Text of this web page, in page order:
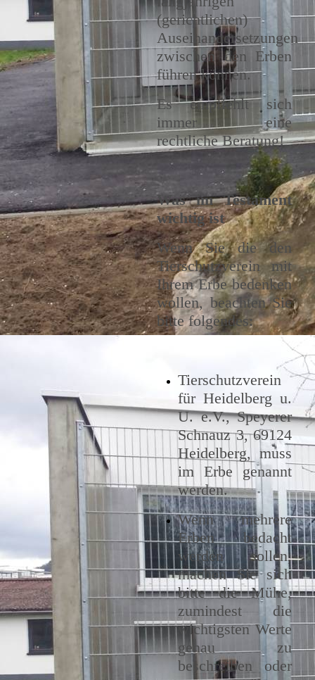
(gerichtlichen)
Auseinandersetzungen
zwischen den Erben
führen können.
Es empfiehlt sich
immer eine
rechtliche Beratung!
Was im Testament
wichtig ist
Wenn Sie die den
Tierschutzverein mit
Ihrem Erbe bedenken
wollen, beachten Sie
bitte folgendes:
Tierschutzverein
für Heidelberg u.
U. e.V., Speyerer
Schnauz 3, 69124
Heidelberg, muss
im Erbe genannt
werden.
Wenn mehrere
Erben bedacht
werden sollen,
machen Sie sich
bitte die Mühe,
zumindest die
wichtigsten Werte
genau
zu
beschreiben oder